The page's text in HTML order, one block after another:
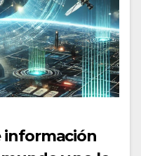
información